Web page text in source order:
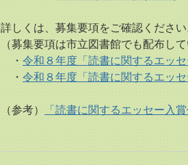
詳しくは、募集要項をご確認ください
（募集要項は市立図書館でも配布して
・ 令和８年度「読書に関するエッ
・ 令和８年度「読書に関するエッ
（参考） 「読書に関するエッセー入